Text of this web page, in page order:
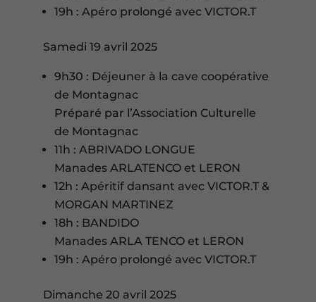
19h : Apéro prolongé avec VICTOR.T
Samedi 19 avril 2025
9h30 : Déjeuner à la cave coopérative
de Montagnac
Préparé par l’Association Culturelle
de Montagnac
11h : ABRIVADO LONGUE
Manades ARLATENCO et LERON
12h : Apéritif dansant avec VICTOR.T &
MORGAN MARTINEZ
18h : BANDIDO
Manades ARLA TENCO et LERON
19h : Apéro prolongé avec VICTOR.T
Dimanche 20 avril 2025